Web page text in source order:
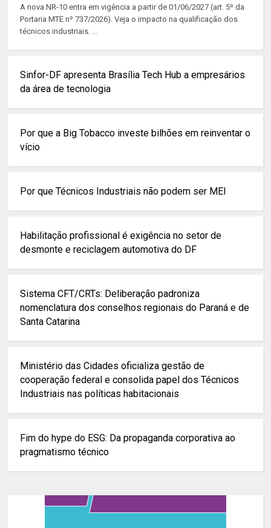
A nova NR-10 entra em vigência a partir de 01/06/2027 (art. 5º da
Portaria MTE nº 737/2026). Veja o impacto na qualificação dos
técnicos industriais. ...
Sinfor-DF apresenta Brasília Tech Hub a empresários
da área de tecnologia
Por que a Big Tobacco investe bilhões em reinventar o
vício
Por que Técnicos Industriais não podem ser MEI
Habilitação profissional é exigência no setor de
desmonte e reciclagem automotiva do DF
Sistema CFT/CRTs: Deliberação padroniza
nomenclatura dos conselhos regionais do Paraná e de
Santa Catarina
Ministério das Cidades oficializa gestão de
cooperação federal e consolida papel dos Técnicos
Industriais nas políticas habitacionais
Fim do hype do ESG: Da propaganda corporativa ao
pragmatismo técnico